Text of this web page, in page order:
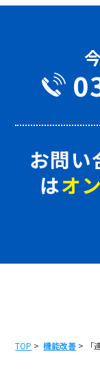
お問い
はオ
TOP >機能改善 > 「